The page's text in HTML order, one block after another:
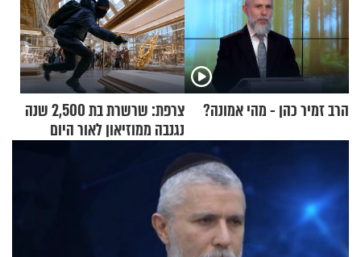
הרב זמיר כהן - מהי אמונה?
צרפת: שרשרת בת 2,500 שנה
נגנבה ממוזיאון לאור היום